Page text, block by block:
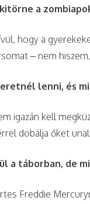
a
hogy a
– nem
lenni, és
igazán kell
dobálja őket
a táborban, de
Freddie